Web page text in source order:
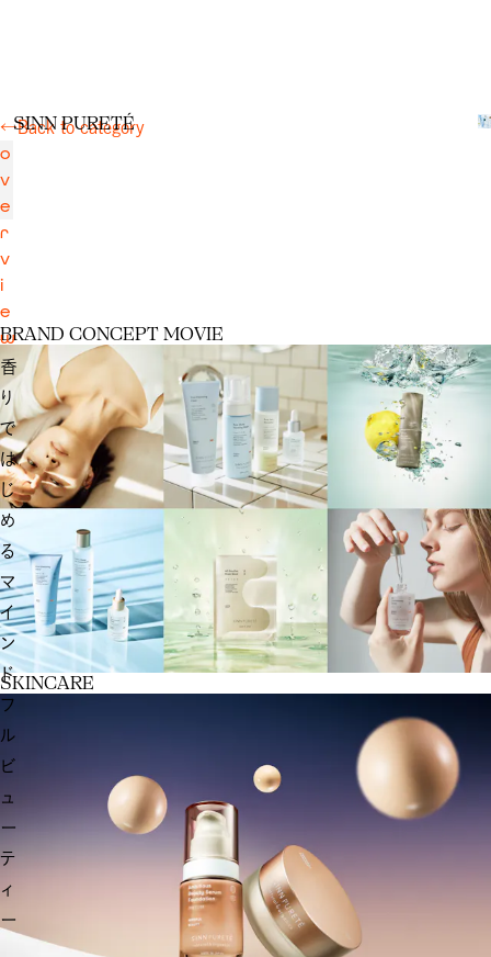
←Back to category
SINN PURETÉ
o
v
e
r
v
i
e
w
香
り
で
は
じ
め
る
マ
イ
ン
ド
フ
ル
ビ
ュ
ー
テ
ィ
ー
BRAND CONCEPT MOVIE
SKINCARE